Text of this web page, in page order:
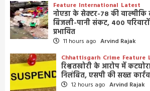
Feature International Latest
नोएडा के सेक्टर-78 की वाल्मीकि
बिजली-पानी संकट, 400
प्रभावित
11 hours ago Arvind Rajak
Chhattisgarh Crime Feature
रिश्वतखोरी के आरोप में
निलंबित, एसपी की सख्त
12 hours ago Arvind Rajak